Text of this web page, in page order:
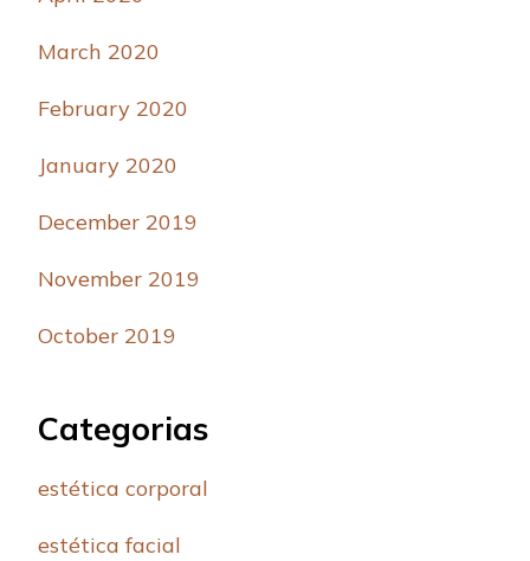
March 2020
February 2020
January 2020
December 2019
November 2019
October 2019
Categorias
estética corporal
estética facial